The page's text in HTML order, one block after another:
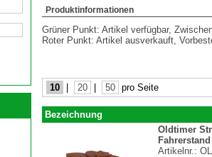
Produktinformationen
Grüner Punkt: Artikel verfügbar,
Roter Punkt: Artikel ausverkauft,
10 20 50 pro Seite
Bezeichnung
Oldtimer
Fahrerstand
Artikelnr.: